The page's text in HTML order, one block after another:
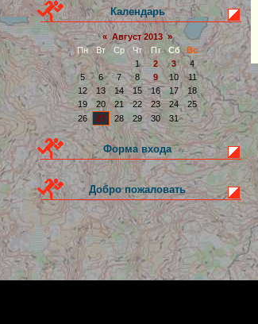
Календарь
« Август 2013 »
Пн
Вт Ср Чт Пт Сб
Вс
1
2 3
4
5
6 7 8 9 10
11
12
13 14 15 16 17
18
19
20 21 22 23 24
25
26
27 28 29 30 31
Форма входа
Добро пожаловать